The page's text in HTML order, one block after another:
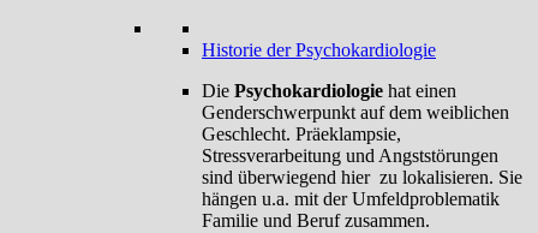
Historie der Psychokardiologie
Die Psychokardiologie hat einen
Genderschwerpunkt auf dem weiblichen
Geschlecht. Präeklampsie,
Stressverarbeitung und Angststörungen
sind überwiegend hier zu lokalisieren. Sie
hängen u.a. mit der Umfeldproblematik
Familie und Beruf zusammen.